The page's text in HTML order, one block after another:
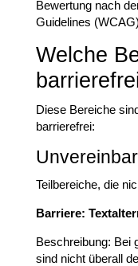
Bewertung nach
Guidelines
Welche
Diese Bereiche
barrierefrei:
Teilbereiche, die
Barriere:
Beschreibung: Bei
sind nicht überall